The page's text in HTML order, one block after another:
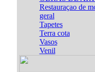
Restauraçao de
geral
Tapetes
Terra cota
Vasos
Venil